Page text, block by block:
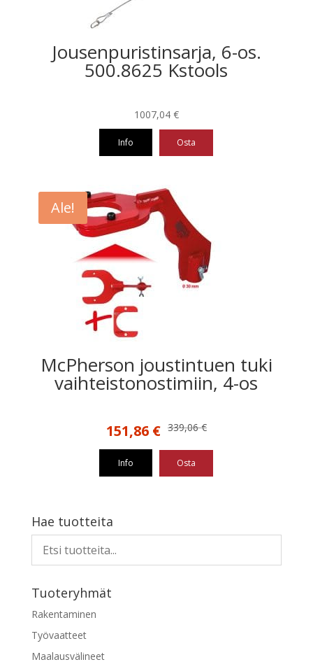
Jousenpuristinsarja, 6-os.
500.8625 Kstools
1007,04 €
Info Osta
Ale!
McPherson joustintuen tuki
vaihteistonostimiin, 4-os
339,06€
Alkuperäinen
339,06 €.
151,86 €Nykyinen
151,86 €.
Info Osta
Hae tuotteita
Tuoteryhmät
Rakentaminen
Työvaatteet
Maalausvälineet